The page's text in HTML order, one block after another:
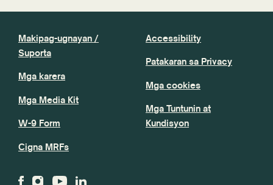
Makipag-ugnayan /
Suporta
Mga karera
Mga Media Kit
W-9 Form
Cigna MRFs
Accessibility
Patakaran sa Privacy
Mga cookies
Mga Tuntunin at
Kundisyon